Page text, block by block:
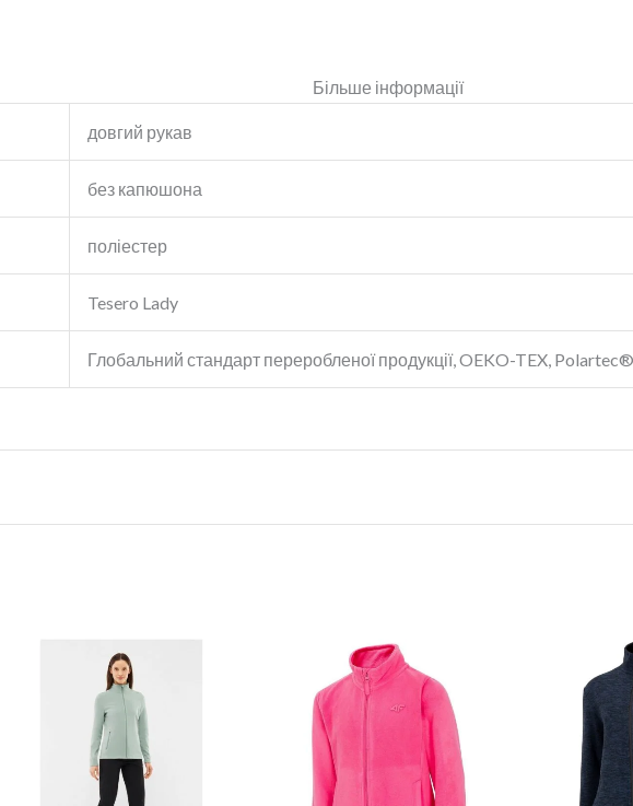
Більше інформації
довгий рукав
без капюшона
поліестер
Tesero Lady
Глобальний стандарт переробленої продукції, OEKO-TEX, Polartec®